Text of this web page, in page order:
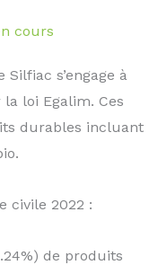
cours
s’engage à
loi Egalim. Ces
durables incluant
civile 2022 :
de produits